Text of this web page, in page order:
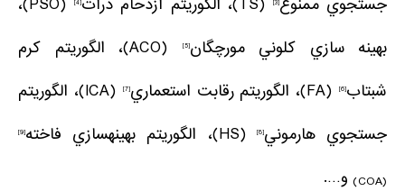
[3]
[4]
بهينه سازي كلوني مورچگان[5]
(ACO)، الگوريتم كرم
شبتاب[6] (FA)، الگوريتم رقابت استعماري [7]
(ICA)، الگوريتم
جستجوي هارموني[8] (HS)، الگوريتم بهينهسازي فاخته [9]
(COA) و….